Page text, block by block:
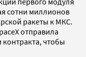
сотни миллионов
ракеты к МКС.
отправила
чтобы